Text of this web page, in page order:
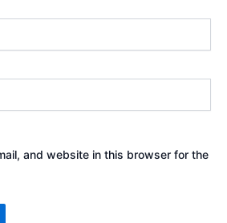
and website in this browser for the